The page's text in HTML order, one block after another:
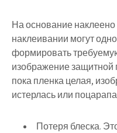
На основание
наклеивании могут
формировать
изображение защитной
пока пленка целая,
истерлась или
Потеря блеска.